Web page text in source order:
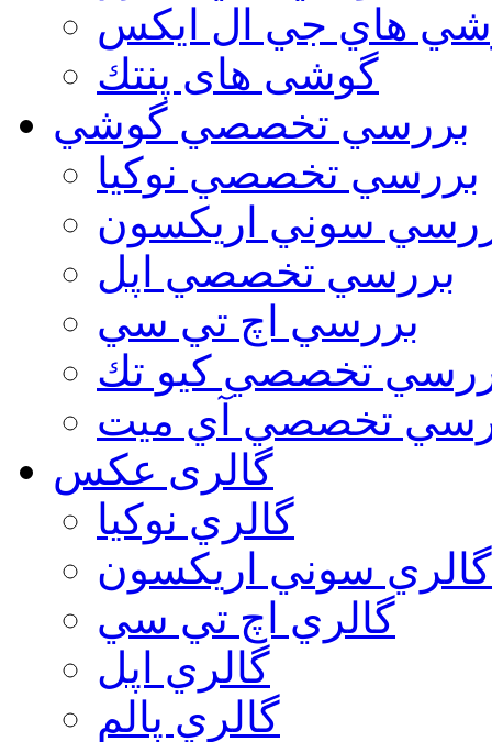
هاي جي ال ايكس
گوشی های پنتك
بررسي تخصصي گوشي
بررسي تخصصي نوكيا
سوني اريكسون
بررسي تخصصي اپل
بررسي اچ تي سي
تخصصي كيو تك
تخصصي آي ميت
گالری عکس
گالري نوكيا
گالري سوني اريكسون
گالري اچ تي سي
گالري اپل
گالري پالم